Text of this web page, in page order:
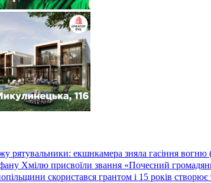
рятувальники: екшнкамера зняла гасіння
Хмілю присвоїли звання «Почесний
скористався грантом і 15 років створює